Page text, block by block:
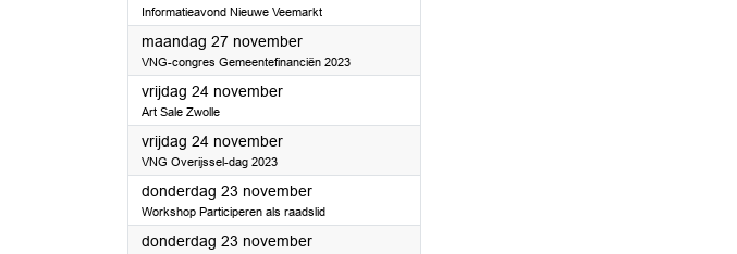
Informatieavond Nieuwe Veemarkt
maandag 27 november2023
VNG-congres Gemeentefinanciën 2023
vrijdag 24 november2023
Art Sale Zwolle
vrijdag 24 november2023
VNG Overijssel-dag 2023
donderdag 23 november2023
Workshop Participeren als raadslid
donderdag 23 november2023